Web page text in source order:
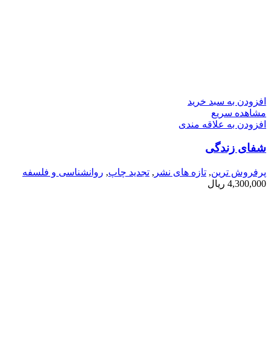
افزودن به سبد خرید
مشاهده سریع
افزودن به علاقه مندی
شفای زندگی
پرفروش ترین, تازه های نشر , تجدید چاپ, روانشناسی و فلسفه
4,300,000 ریال